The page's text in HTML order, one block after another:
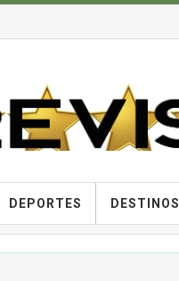
DEPORTES DESTINOS